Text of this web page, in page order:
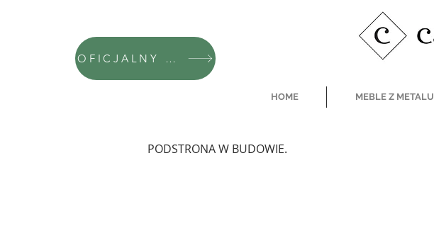
OFICJALNY SKLEP CAMFERO
HOME MEBLE Z METALU
PODSTRONA W BUDOWIE.